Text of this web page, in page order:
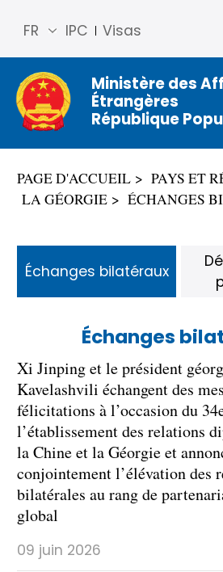
IPC Visas
FR
简体
中文
Engli
sh
Русс
Espa
ñol
Ministère des
Étrangères
République
PAGE D'ACCUEIL PAYS ET
LA GÉORGIE
ÉCHANGES
Échanges
Xi Jinping et le président
Kavelashvili échangent des
félicitations à l’occasion du
l’établissement des relations
la Chine et la Géorgie et
conjointement l’élévation des
bilatérales au rang de
global
09 juin 2026
Échanges bilatéraux